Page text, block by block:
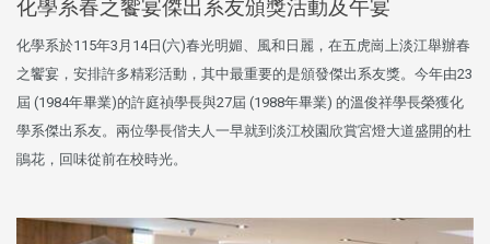
化學系春之饗宴傑出系友頒獎活動及午宴
化學系於115年3月14日(六)春光明媚、風和日麗，在五虎崗上淡江舉辦春
之饗宴，安排許多精彩活動，其中最重要的是頒發傑出系友獎。今年由23
屆 (1984年畢業)的許庭禎學長與27屆 (1988年畢業) 的溫俊祥學長榮獲化
學系傑出系友。兩位學長偕夫人一早就到淡江校園欣賞宮燈大道盛開的杜
鵑花，回味從前在校時光。